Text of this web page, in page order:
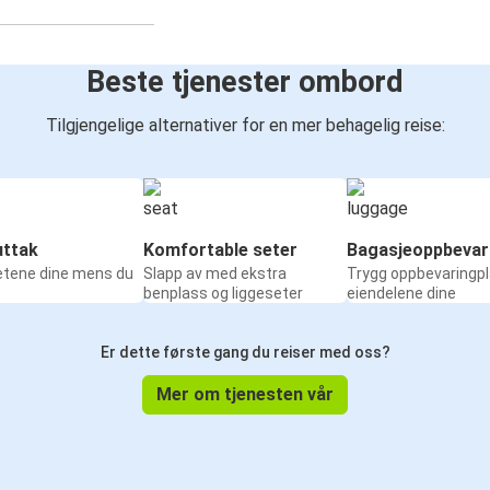
Beste tjenester ombord
Tilgjengelige alternativer for en mer behagelig reise:
dine mens du
Komfortable seter
Slapp av med ekstra
benplass og liggeseter
Trygg
eiendelene dine
Er dette første gang du reiser med oss?
Mer om tjenesten vår